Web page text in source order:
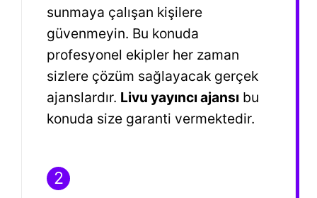
sunmaya çalışan kişilere
güvenmeyin. Bu konuda
profesyonel ekipler her zaman
sizlere çözüm sağlayacak gerçek
ajanslardır. Livu yayıncı ajansı bu
konuda size garanti vermektedir.
2